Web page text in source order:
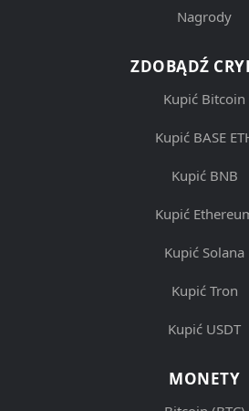
Nagrody
ZDOBĄDŹ
Kupić Bitcoin
Kupić BASE
Kupić BNB
Kupić
Kupić Solana
Kupić Tron
Kupić USDT
MONETY